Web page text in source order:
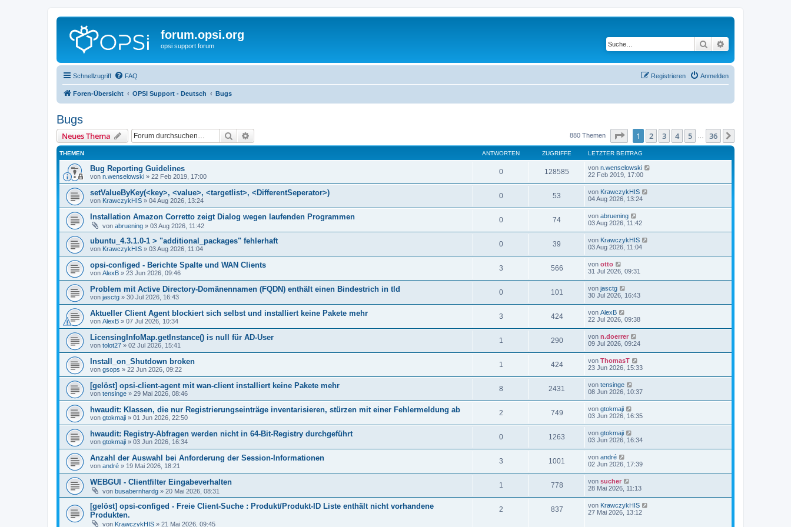
forum.opsi.org
opsi support forum Suche
Schnellzugriff FAQ Anmelden
Registrieren
Foren-Übersicht OPSI Support - Deutsch Bugs
Bugs
Neues Thema Suche 880 Themen Seite von36
1 2 3 4 5 36
THEMEN ANTWORTEN ZUGRIFFE LETZTER BEITRAG
Bug Reporting Guidelines
von n.wenselowski » 22 Feb 2019, 17:00
0 128585 von n.wenselowski
22 Feb 2019, 17:00
setValueByKey(<key>, <value>, <targetlist>, <DifferentSeperator>)
von KrawczykHIS » 04 Aug 2026, 13:24
0 53 von KrawczykHIS
04 Aug 2026, 13:24
Installation Amazon Corretto zeigt Dialog wegen laufenden Programmen
von abruening » 03 Aug 2026, 11:42
0 74 von abruening
03 Aug 2026, 11:42
ubuntu_4.3.1.0-1 > "additional_packages" fehlerhaft
von KrawczykHIS » 03 Aug 2026, 11:04
0 39 von KrawczykHIS
03 Aug 2026, 11:04
opsi-configed - Berichte Spalte und WAN Clients
von AlexB » 23 Jun 2026, 09:46
3 566 von otto
31 Jul 2026, 09:31
Problem mit Active Directory-Domänennamen (FQDN) enthält einen Bindestrich in tld
von jasctg » 30 Jul 2026, 16:43
0 101 von jasctg
30 Jul 2026, 16:43
Aktueller Client Agent blockiert sich selbst und installiert keine Pakete mehr
von AlexB » 07 Jul 2026, 10:34
3 424 von AlexB
22 Jul 2026, 09:38
LicensingInfoMap.getInstance() is null für AD-User
von tolot27 » 02 Jul 2026, 15:41
1 290 von n.doerrer
09 Jul 2026, 09:24
Install_on_Shutdown broken
von gsops » 22 Jun 2026, 09:22
1 424 von ThomasT
23 Jun 2026, 15:33
[gelöst] opsi-client-agent mit wan-client installiert keine Pakete mehr
von tensinge » 29 Mai 2026, 08:46
8 2431 von tensinge
08 Jun 2026, 10:37
hwaudit: Klassen, die nur Registrierungseinträge inventarisieren, stürzen mit einer Fehlermeldung ab
von gtokmaji » 01 Jun 2026, 22:50
2 749 von gtokmaji
03 Jun 2026, 16:35
hwaudit: Registry-Abfragen werden nicht in 64-Bit-Registry durchgeführt
von gtokmaji » 03 Jun 2026, 16:34
0 1263 von gtokmaji
03 Jun 2026, 16:34
Anzahl der Auswahl bei Anforderung der Session-Informationen
von andré » 19 Mai 2026, 18:21
3 1001 von andré
02 Jun 2026, 17:39
WEBGUI - Clientfilter Eingabeverhalten
von busabernhardg » 20 Mai 2026, 08:31
1 778 von sucher
28 Mai 2026, 11:13
[gelöst] opsi-configed - Freie Client-Suche : Produkt/Produkt-ID Liste enthält nicht vorhandene
Produkten.
von KrawczykHIS » 21 Mai 2026, 09:45
2 837 von KrawczykHIS
27 Mai 2026, 13:12